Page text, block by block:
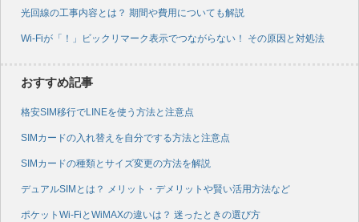
光回線の工事内容とは？ 期間や費用についても解説
Wi-Fiが「！」ビックリマーク表示でつながらない！ その原因と対処法
おすすめ記事
格安SIM移行でLINEを使う方法と注意点
SIMカードの入れ替えを自分でする方法と注意点
SIMカードの種類とサイズ変更の方法を解説
デュアルSIMとは？ メリット・デメリットや賢い活用方法など
ポケットWi-FiとWiMAXの違いは？ 迷ったときの選び方